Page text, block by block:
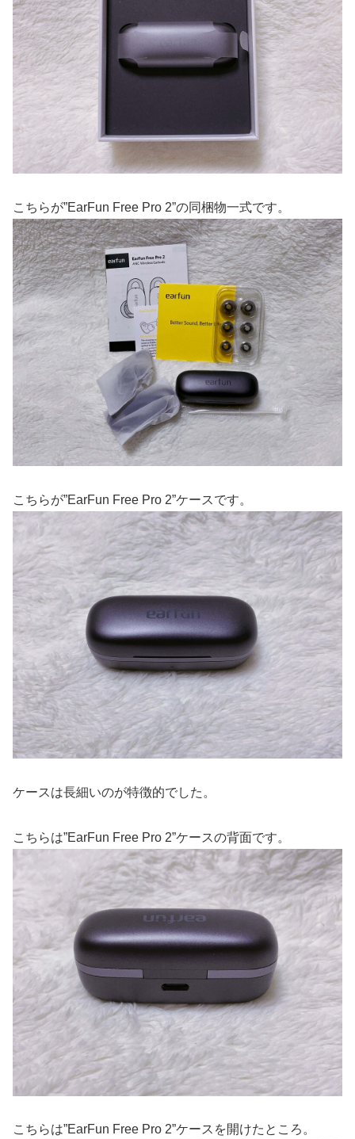
こちらが”EarFun Free Pro 2”の同梱物一式です。
こちらが”EarFun Free Pro 2”ケースです。
ケースは長細いのが特徴的でした。
こちらは”EarFun Free Pro 2”ケースの背面です。
こちらは”EarFun Free Pro 2”ケースを開けたところ。